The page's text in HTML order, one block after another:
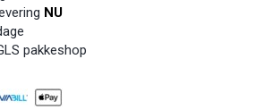
NU
pakkeshop